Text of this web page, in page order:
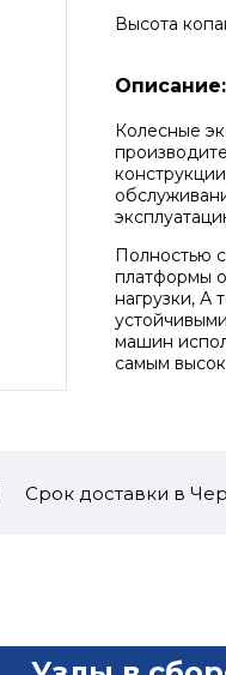
Высота
Описание:
Колесные
Полностью
платформы
нагрузки, А
машин
самым
Срок доставки в